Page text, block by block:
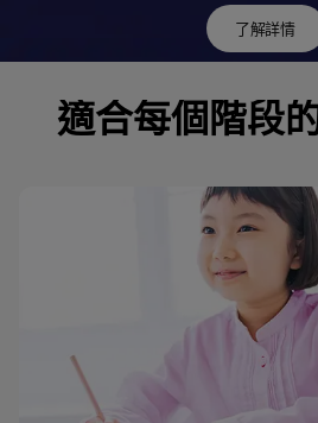
了解詳情
適合每個階段